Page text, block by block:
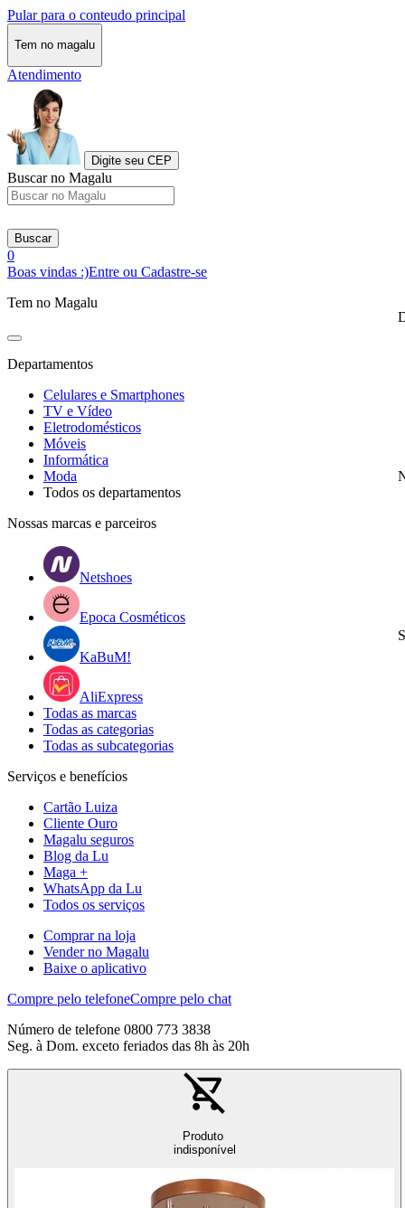
Pular para o conteudo principal
Tem no magalu
Atendimento
Digite seu CEP
Buscar no Magalu
Buscar
0
Boas vindas :)Entre ou Cadastre-se
Tem no Magalu
Departamentos
Celulares e Smartphones
TV e Vídeo
Eletrodomésticos
Móveis
Informática
Moda
Todos os departamentos
Nossas marcas e parceiros
Netshoes
Epoca Cosméticos
KaBuM!
AliExpress
Todas as marcas
Todas as categorias
Todas as subcategorias
Serviços e benefícios
Cartão Luiza
Cliente Ouro
Magalu seguros
Blog da Lu
Maga +
WhatsApp da Lu
Todos os serviços
Comprar na loja
Vender no Magalu
Baixe o aplicativo
Compre pelo telefoneCompre pelo chat
Número de telefone 0800 773 3838
Seg. à Dom. exceto feriados das 8h às 20h
Produto
indisponível